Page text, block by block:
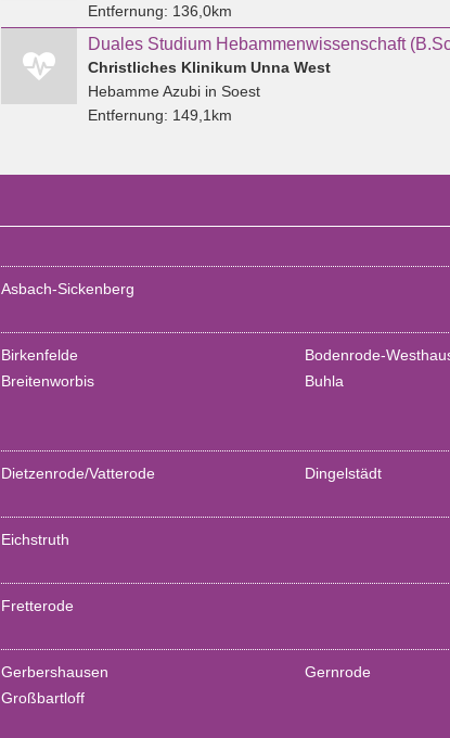
Entfernung: 136,0km
Christliches Klinikum Unna West
Hebamme Azubiin Soest
Entfernung: 149,1km
Asbach-Sickenberg
Birkenfelde
Bodenrode-
Breitenworbis
Buhla
Dietzenrode/Vatterode
Dingelstädt
Eichstruth
Fretterode
Gerbershausen
Gernrode
Großbartloff